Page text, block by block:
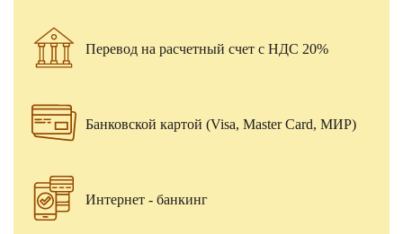
Перевод на расчетный счет с НДС 20%
Банковской картой (Visa, Master Card, МИР)
Интернет - банкинг